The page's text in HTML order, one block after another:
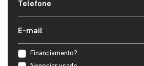
Financiamento?